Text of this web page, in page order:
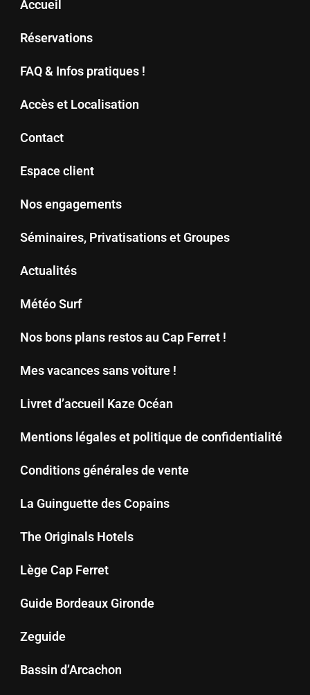
Accueil
Réservations
FAQ & Infos pratiques !
Accès et Localisation
Contact
Espace client
Nos engagements
Séminaires, Privatisations et Groupes
Actualités
Météo Surf
Nos bons plans restos au Cap Ferret !
Mes vacances sans voiture !
Livret d’accueil Kaze Océan
Mentions légales et politique de confidentialité
Conditions générales de vente
La Guinguette des Copains
The Originals Hotels
Lège Cap Ferret
Guide Bordeaux Gironde
Zeguide
Bassin d’Arcachon